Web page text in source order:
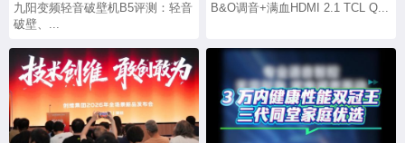
九阳变频轻音破壁机B5评测：轻音
破壁、...
B&O调音+满血HDMI 2.1 TCL Q...